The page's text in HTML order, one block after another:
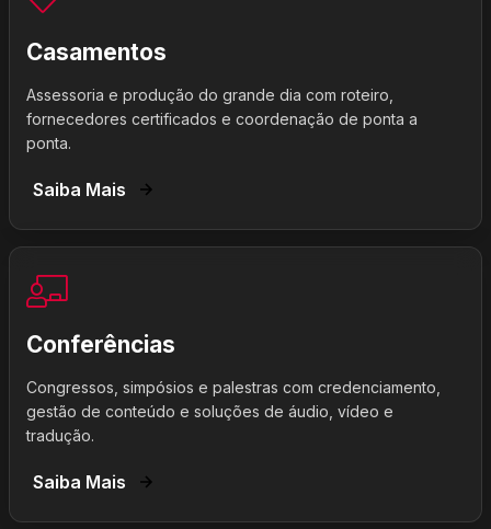
Casamentos
Assessoria e produção do grande dia com roteiro,
fornecedores certificados e coordenação de ponta a
ponta.
Saiba Mais
Conferências
Congressos, simpósios e palestras com credenciamento,
gestão de conteúdo e soluções de áudio, vídeo e
tradução.
Saiba Mais